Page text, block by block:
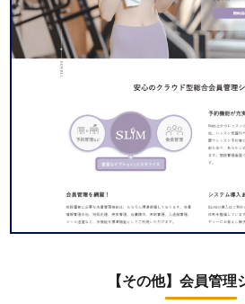
【その他】会員管理